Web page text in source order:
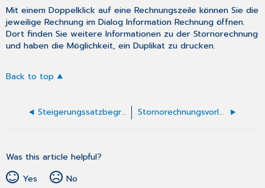
Mit einem Doppelklick auf eine Rechnungszeile können Sie die
jeweilige Rechnung im DialogInformation Rechnung öffnen.
Dort finden Sie weitere Informationen zu der Stornorechnung
und haben die Möglichkeit, ein Duplikat zu drucken.
Back to top
Steigerungssatzbegründungen Stornorechnungsvorlagen anpassen
Was this article helpful?
Yes
No